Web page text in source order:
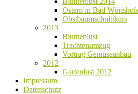
Ostern in Bad
Obstbaumschnittkurs
2013
Blumenlust
Trachtenumzug
Vortrag Gemüseanbau
2012
Gartenlust 2012
Impressum
Datenschutz